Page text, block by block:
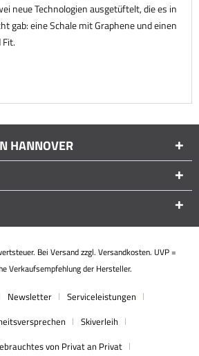
neue Technologien ausgetüftelt, die es in
gab: eine Schale mit Graphene und einen
HANNOVER
Bei Versand zzgl. Versandkosten. UVP =
Verkaufsempfehlung der Hersteller.
Newsletter
Serviceleistungen
Skiverleih
von Privat an Privat